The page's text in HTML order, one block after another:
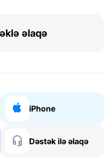
əlaqə
iPhone
Dəstək ilə əlaqə